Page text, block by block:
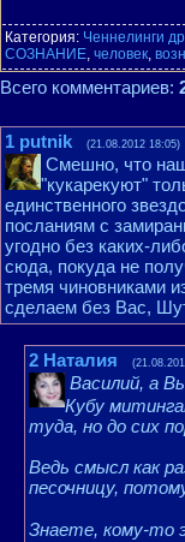
Категория: Ченнелинги
СОЗНАНИЕ, человек,
Всего комментариев:
1 putnik (21.08.2012 18:05)
Смешно, что
"кукарекуют"
единственного
посланиям с
угодно без каких-
сюда, покуда не
тремя чиновниками
сделаем без Вас,
2 Наталия
Василий, а
Кубу
туда, но до сих
Ведь смысл как
песочницу,
Знаете, кому-то